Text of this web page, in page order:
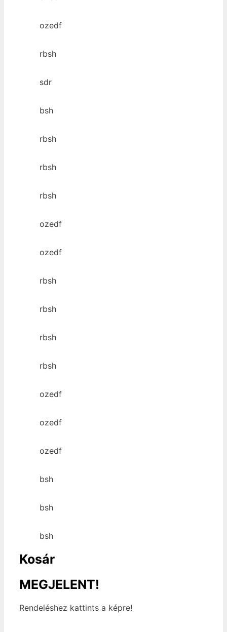
ozedf
rbsh
sdr
bsh
rbsh
rbsh
rbsh
ozedf
ozedf
rbsh
rbsh
rbsh
rbsh
ozedf
ozedf
ozedf
bsh
bsh
bsh
Kosár
MEGJELENT!
Rendeléshez kattints a képre!